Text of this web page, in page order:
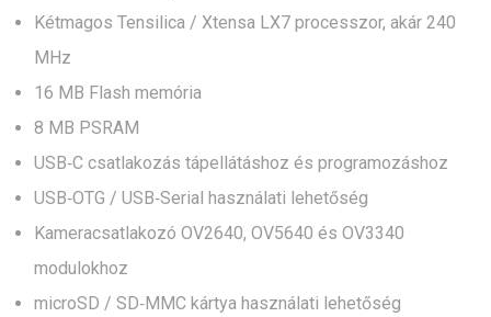
Kétmagos Tensilica / Xtensa LX7 processzor, akár 240
MHz
16 MB Flash memória
8 MB PSRAM
USB‑C csatlakozás tápellátáshoz és programozáshoz
USB‑OTG / USB‑Serial használati lehetőség
Kameracsatlakozó OV2640, OV5640 és OV3340
modulokhoz
microSD / SD‑MMC kártya használati lehetőség